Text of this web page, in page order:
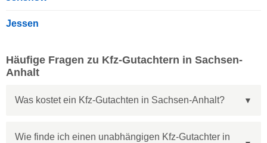
Jessen
Häufige Fragen zu Kfz-Gutachtern in Sachsen-
Anhalt
Was kostet ein Kfz-Gutachten in Sachsen-Anhalt?
Wie finde ich einen unabhängigen Kfz-Gutachter in